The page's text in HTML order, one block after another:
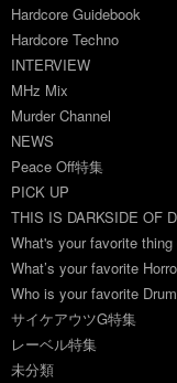
Hardcore Guidebook
Hardcore Techno
INTERVIEW
MHz Mix
Murder Channel
NEWS
Peace Off特集
PICK UP
THIS IS DARKSIDE OF
What's your favorite
What’s your favorite
Who is your favorite
サイケアウツG特集
レーベル特集
未分類